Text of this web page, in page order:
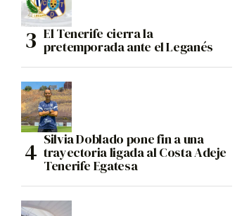
El Tenerife cierra la
pretemporada ante el Leganés
Silvia Doblado pone fin a una
trayectoria ligada al Costa Adeje
Tenerife Egatesa